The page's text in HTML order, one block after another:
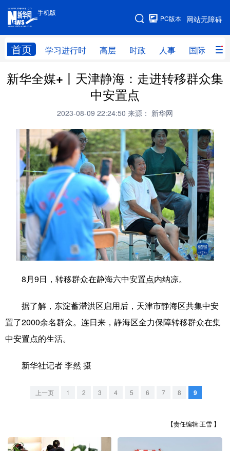
手机版
网站无障碍
PC版本
首页 学习进行时 高层 时政 人事 国际 财
手机版
网站地图
学习进行时 高层 时政 人事
财经 网评
全球连线
科技 科创 量子 体育
文化 书画 健康 军事
访谈 视频 图片 政务
法律 中央文件 金融 汽车
食品 人居 信息化 数字经济
学术中国 乡村振兴 银龄 溯源中国
文化产业
北京 天津 河北 山西
江苏
浙江
新华全媒+丨天津静海：走进转移群众集
中安置点
2023-08-09 22:24:50 来源： 新华网
8月9日，转移群众在静海六中安置点内纳凉。
据了解，东淀蓄滞洪区启用后，天津市静海区共集中安
置了2000余名群众。连日来，静海区全力保障转移群众在集
中安置点的生活。
新华社记者 李然 摄
上一页 1 2 3 4 5 6 7 8 9
【责任编辑:王雪 】